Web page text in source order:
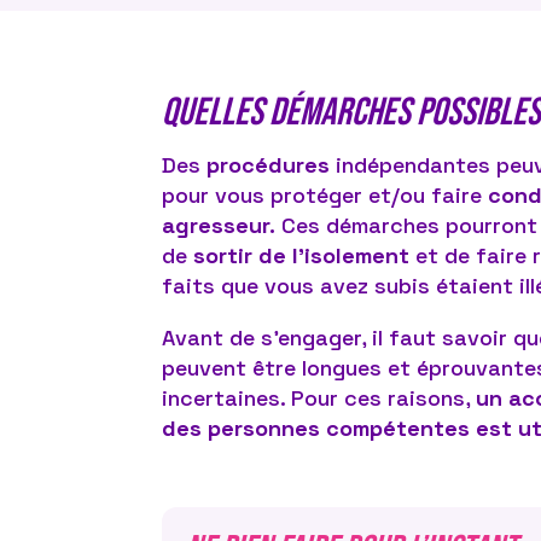
Si vous vous sentez mal à l’aise face
situation, vous avez le droit de le
Essayez si possible de vous
agissements de l’agresseur (par
non, en arrêtant de répondre, en
physiquement…). Dire non à un
responsable hiérarchique est
n’exprimant pas clairement votre
situation dans laquelle votre refus
des représailles pour votre carrière
est un dysfonctionnement de la
Quelles démarches
Des procédures indépendantes
pour vous protéger et/ou faire
agresseur. Ces démarches
desortir de l’isolement et de faire
faits que vous avez subis étaient
Avant de s’engager, il faut savoir
peuvent être longues et
incertaines. Pour ces raisons, un
des personnes compétentes est